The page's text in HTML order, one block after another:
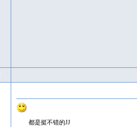
都是挺不错的JJ